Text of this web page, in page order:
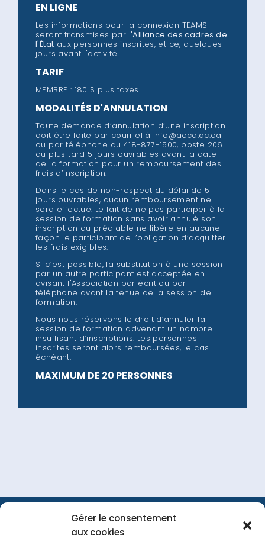
Gérer le consentement
aux cookies
EN LIGNE
Les informations pour la connexion TEAMS
seront transmises par l'Alliance des cadres de
l'État aux personnes inscrites, et ce, quelques
jours avant l'activité.
TARIF
MEMBRE : 180 $ plus taxes
MODALITÉS D'ANNULATION
Toute demande d’annulation d’une inscription
doit être faite par courriel à info@accq.qc.ca
ou par téléphone au 418-877-1500, poste 206
au plus tard 5 jours ouvrables avant la date
de la formation pour un remboursement des
frais d’inscription.
Dans le cas de non-respect du délai de 5
jours ouvrables, aucun remboursement ne
sera effectué. Le fait de ne pas participer à la
session de formation sans avoir annulé son
inscription au préalable ne libère en aucune
façon le participant de l’obligation d’acquitter
les frais exigibles.
Si c’est possible, la substitution à une session
par un autre participant est acceptée en
avisant l'Association par écrit ou par
téléphone avant la tenue de la session de
formation.
Nous nous réservons le droit d’annuler la
session de formation advenant un nombre
insuffisant d’inscriptions. Les personnes
inscrites seront alors remboursées, le cas
échéant.
MAXIMUM DE 20 PERSONNES
Portail